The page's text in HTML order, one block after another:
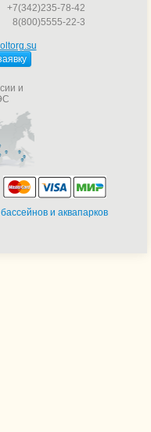
+7(342)235-78-42
8(800)5555-22-3
и
и аквапарков